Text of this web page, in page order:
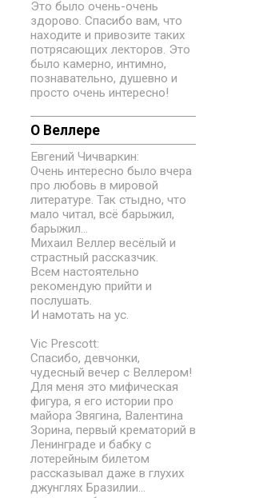
Это было очень-очень
здорово. Спасибо вам, что
находите и привозите таких
потрясающих лекторов. Это
было камерно, интимно,
познавательно, душевно и
просто очень интересно!
О Веллере
Евгений Чичваркин:
Очень интересно было вчера
про любовь в мировой
литературе. Так стыдно, что
мало читал, всё барыжил,
барыжил...
Михаил Веллер весёлый и
страстный рассказчик.
Всем настоятельно
рекомендую прийти и
послушать.
И намотать на ус.
Vic Prescott:
Спасибо, девчонки,
чудесный вечер с Веллером!
Для меня это мифическая
фигура, я его истории про
майора Звягина, Валентина
Зорина, первый крематорий в
Ленинграде и бабку с
лотерейным билетом
рассказывал даже в глухих
джунглях Бразилии...